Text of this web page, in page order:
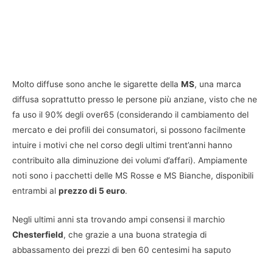
Molto diffuse sono anche le sigarette della MS, una marca
diffusa soprattutto presso le persone più anziane, visto che ne
fa uso il 90% degli over65 (considerando il cambiamento del
mercato e dei profili dei consumatori, si possono facilmente
intuire i motivi che nel corso degli ultimi trent’anni hanno
contribuito alla diminuzione dei volumi d’affari). Ampiamente
noti sono i pacchetti delle MS Rosse e MS Bianche, disponibili
entrambi al prezzo di 5 euro.
Negli ultimi anni sta trovando ampi consensi il marchio
Chesterfield, che grazie a una buona strategia di
abbassamento dei prezzi di ben 60 centesimi ha saputo